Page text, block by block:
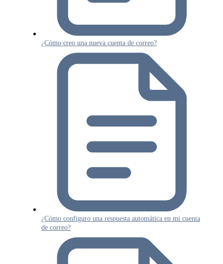
¿Cómo creo una nueva cuenta de correo?
¿Cómo configuro una respuesta automática en mi cuenta
de correo?